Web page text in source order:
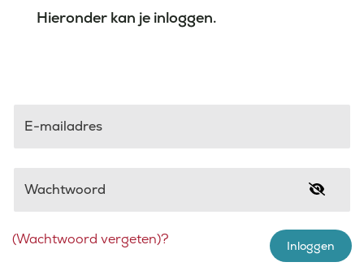
Hieronder kan je inloggen.
E-mailadres
Wachtwoord
Inloggen
(Wachtwoord vergeten)?